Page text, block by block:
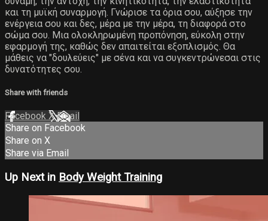
και τη μυϊκή συναρμογή. Γνώρισε τα όρια σου, αύξησε την
ενέργεια σου και δες, μέρα με την μέρα, τη διαφορά στο
σώμα σου. Μια ολοκληρωμένη προπόνηση, εύκολη στην
εφαρμογή της, καθώς δεν απαιτείται εξοπλισμός. Θα
μάθεις να "δουλεύεις" με σένα και να συγκεντρώνεσαι στις
δυνατότητες σου.
Share with friends
Facebook XEmail
Share on Facebook
Share on X
Share via Email
Up Next in Body Weight Training